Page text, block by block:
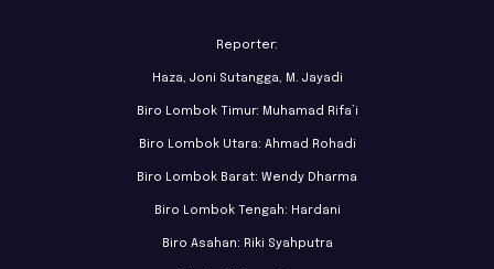
Reporter:
Haza, Joni Sutangga, M. Jayadi
Biro Lombok Timur: Muhamad Rifa’i
Biro Lombok Utara: Ahmad Rohadi
Biro Lombok Barat: Wendy Dharma
Biro Lombok Tengah: Hardani
Biro Asahan: Riki Syahputra